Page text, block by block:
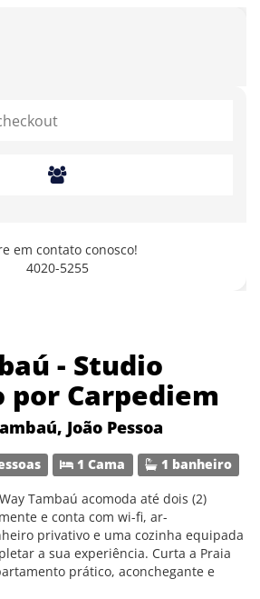
- Studio
por Carpediem
João Pessoa
1 Cama 1 banheiro
Tambaú acomoda até dois (2)
e conta com wi-fi, ar-
privativo e uma cozinha equipada
a sua experiência. Curta a Praia
prático, aconchegante e
em contato conosco!
4020-5255